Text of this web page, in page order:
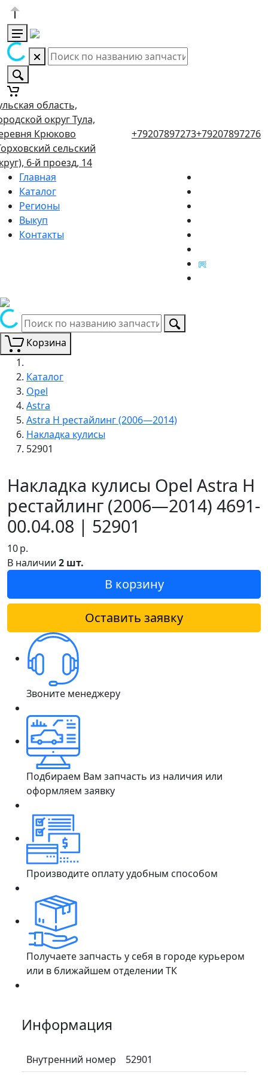
область,
округ Тула,
Крюково
сельский
6-й проезд, 14
+79207897273+79207897276
Главная
Каталог
Регионы
Выкуп
Контакты
Корзина
Каталог
Opel
Astra
Astra H рестайлинг (2006—2014)
Накладка кулисы
52901
Накладка кулисы Opel Astra H
рестайлинг (2006—2014) 4691-
00.04.08 | 52901
10р.
В наличии 2 шт.
В корзину
Оставить заявку
Звоните менеджеру
Подбираем Вам запчасть из наличия или
оформляем заявку
Производите оплату удобным способом
Получаете запчасть у себя в городе курьером
или в ближайшем отделении ТК
Информация
Внутренний номер 52901